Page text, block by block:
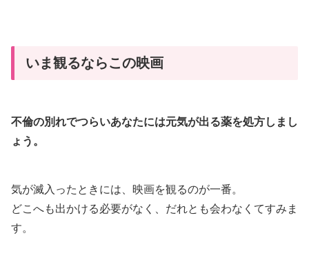
いま観るならこの映画
不倫の別れでつらいあなたには元気が出る薬を処方しまし
ょう。
気が滅入ったときには、映画を観るのが一番。
どこへも出かける必要がなく、だれとも会わなくてすみま
す。